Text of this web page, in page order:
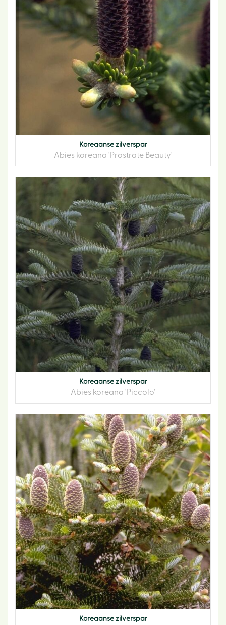
Koreaanse zilverspar
Abies koreana 'Prostrate Beauty'
Koreaanse zilverspar
Abies koreana 'Piccolo'
Koreaanse zilverspar